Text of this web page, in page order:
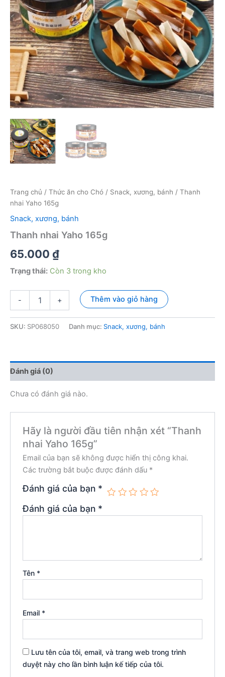
Trang chủ / Thức ăn cho Chó / Snack, xương, bánh / Thanh
nhai Yaho 165g
Snack, xương, bánh
Thanh nhai Yaho 165g
65.000 ₫
Trạng thái: Còn 3 trong kho
-
165g
+ Thêm vào giỏ hàng
SKU: SP068050 Danh mục: Snack, xương, bánh
Đánh giá (0)
Chưa có đánh giá nào.
Hãy là người đầu tiên nhận xét “Thanh
nhai Yaho 165g”
Email của bạn sẽ không được hiển thị công khai.
Các trường bắt buộc được đánh dấu *
Đánh giá của bạn *
Đánh giá của bạn *
Tên *
Email *
Lưu tên của tôi, email, và trang web trong trình
duyệt này cho lần bình luận kế tiếp của tôi.